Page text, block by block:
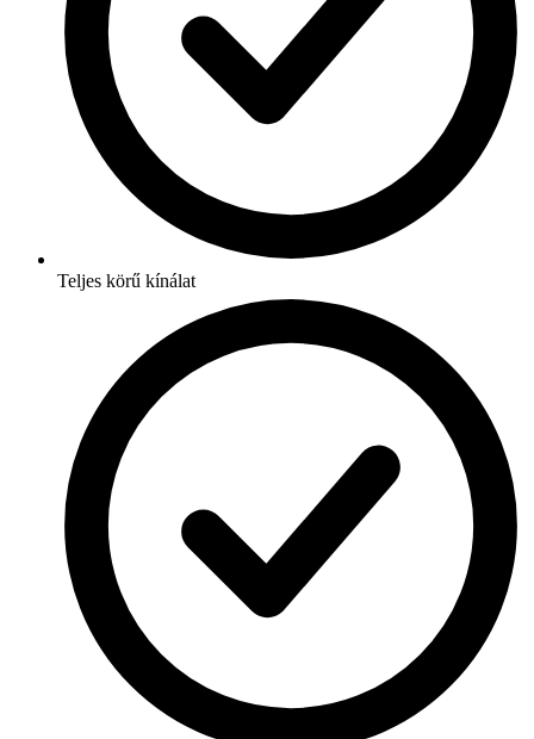
Teljes körű kínálat